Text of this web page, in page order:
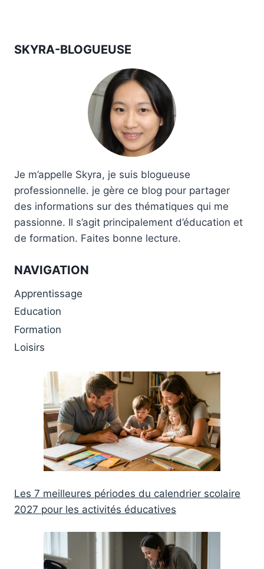
SKYRA-BLOGUEUSE
Je m’appelle Skyra, je suis blogueuse
professionnelle. je gère ce blog pour partager
des informations sur des thématiques qui me
passionne. Il s’agit principalement d’éducation et
de formation. Faites bonne lecture.
NAVIGATION
Apprentissage
Education
Formation
Loisirs
Les 7 meilleures périodes du calendrier scolaire
2027 pour les activités éducatives